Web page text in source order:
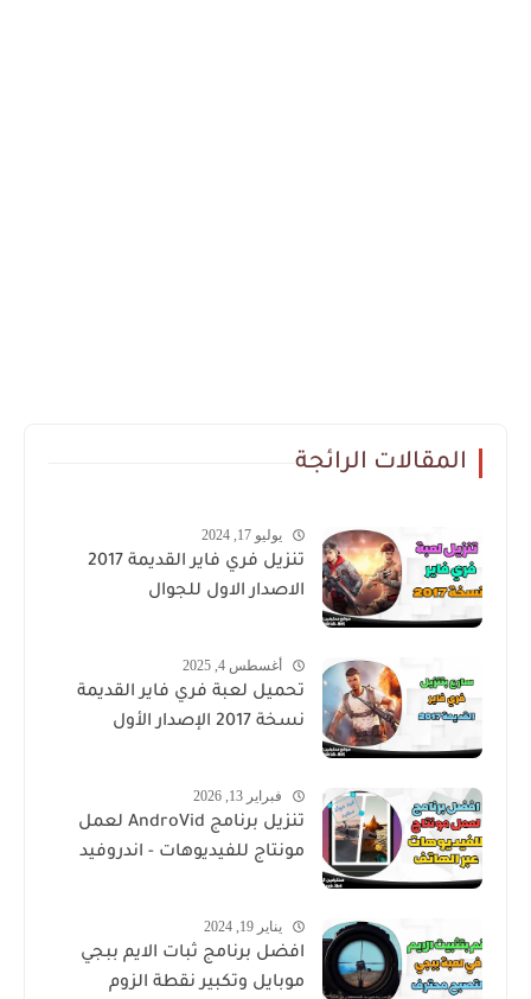
المقالات الرائجة
يوليو 17, 2024
تنزيل فري فاير القديمة 2017
الاصدار الاول للجوال
أغسطس 4, 2025
تحميل لعبة فري فاير القديمة
نسخة 2017 الإصدار الأول
فبراير 13, 2026
تنزيل برنامج AndroVid لعمل
مونتاج للفيديوهات - اندروفيد
يناير 19, 2024
افضل برنامج ثبات الايم ببجي
موبايل وتكبير نقطة الزوم